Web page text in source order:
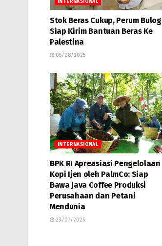
INTERNASIONAL
Stok Beras Cukup, Perum Bulog
Siap Kirim Bantuan Beras Ke
Palestina
05/08/2025
INTERNASIONAL
BPK RI Apreasiasi Pengelolaan
Kopi Ijen oleh PalmCo: Siap
Bawa Java Coffee Produksi
Perusahaan dan Petani
Mendunia
23/07/2025